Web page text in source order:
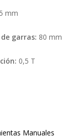
mm
garras: 80 mm
0,5 T
Manuales